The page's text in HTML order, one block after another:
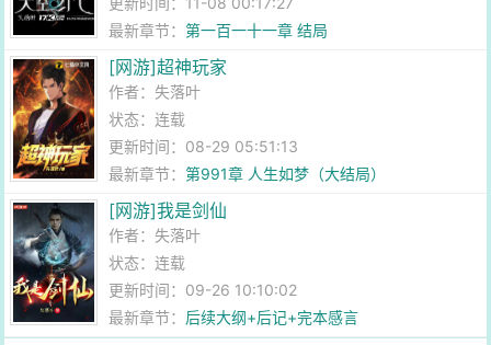
最新章节：第一百一十一章 结局
[网游]超神玩家
作者：失落叶
状态：连载
更新时间：08-29 05:51:13
最新章节：第991章 人生如梦（大结局）
[网游]我是剑仙
作者：失落叶
状态：连载
更新时间：09-26 10:10:02
最新章节： 后续大纲+后记+完本感言